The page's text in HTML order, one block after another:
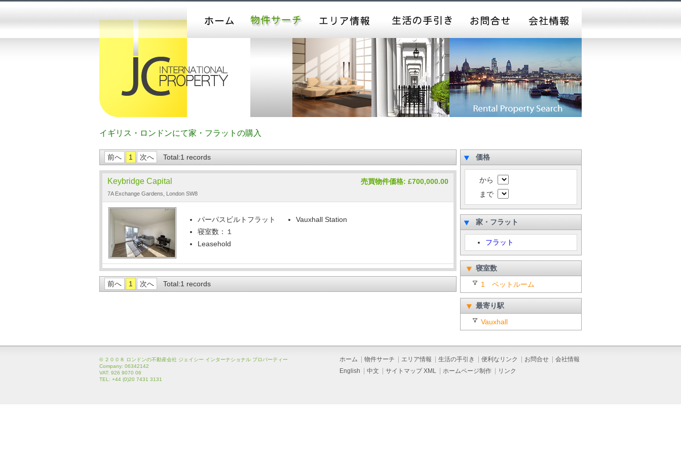
イギリス・ロンドンにて家・フラットの購入
前へ 1 次へ Total:1 records
Keybridge Capital
7A Exchange Gardens, London SW8
売買物件価格: £700,000.00
パーパスビルトフラット
寝室数：１
Leasehold
Vauxhall Station
前へ 1 次へ Total:1 records
価格
から
まで
家・フラット
フラット
寝室数
1 ベットルーム
最寄り駅
Vauxhall
© ２００８ ロンドンの不動産会社 ジェイシー インターナショナル プロパーティー
Company: 06342142
VAT: 926 9070 06
TEL: +44 (0)20 7431 3131
ホーム 物件サーチ エリア情報 生活の手引き 便利なリンク お問合せ
会社情報
English
中文 サイトマップ XML ホームページ制作 リンク